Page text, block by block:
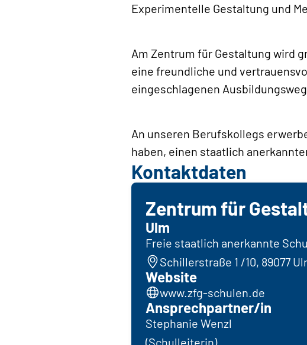
Experimentelle Gestaltung und
Am Zentrum für Gestaltung wird
eine freundliche und
eingeschlagenen Ausbildungsweg.
An unseren Berufskollegs
haben, einen staatlich
Kontaktdaten
Zentrum für
Ulm
Freie staatlich anerkannte
Schillerstraße 1 /10, 89077
Website
www.zfg-schulen.de
Ansprechpartner/in
Stephanie Wenzl
(Schulleiterin)